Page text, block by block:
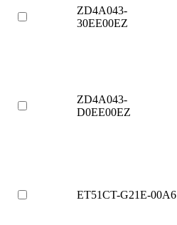
ZD4A043-
30EE00EZ
ZD4A043-
D0EE00EZ
ET51CT-G21E-00A6